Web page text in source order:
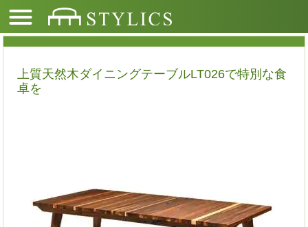
上質天然木ダイニングテーブルLT026で特別な食
卓を